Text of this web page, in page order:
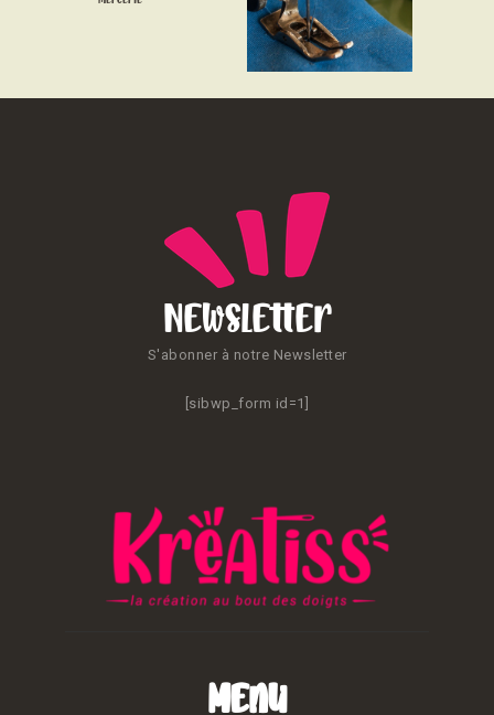
CONTACT
Newsletter
S'abonner à notre Newsletter
[sibwp_form id=1]
Menu